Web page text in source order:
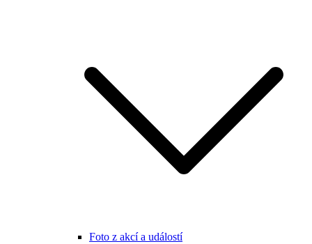
Foto z akcí a událostí